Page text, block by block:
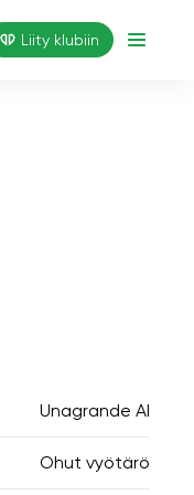
Liity klubiin
Unagrande AI
Ohut vyötärö